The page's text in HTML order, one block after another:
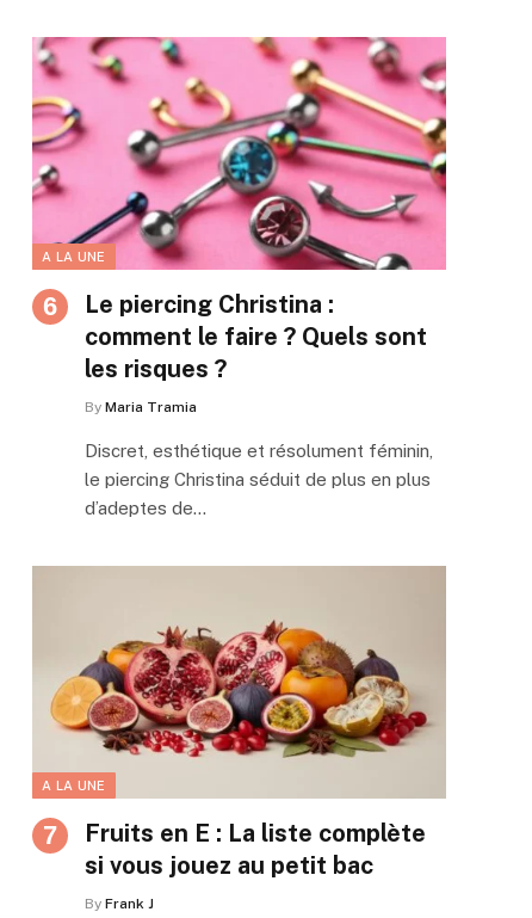
A LA UNE
Le piercing Christina :
comment le faire ? Quels sont
les risques ?
By Maria Tramia
Discret, esthétique et résolument féminin,
le piercing Christina séduit de plus en plus
d’adeptes de…
A LA UNE
Fruits en E : La liste complète
si vous jouez au petit bac
By Frank J